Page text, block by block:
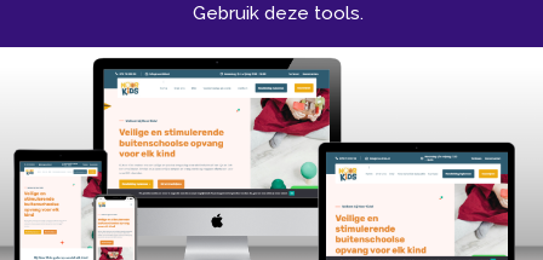
Gebruik deze tools.​